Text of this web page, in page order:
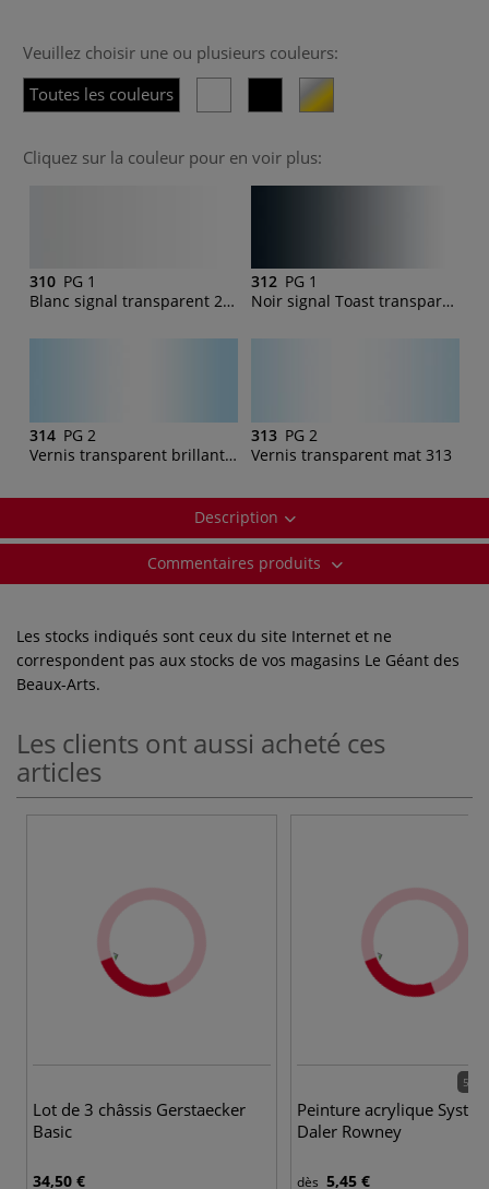
Veuillez choisir une ou plusieurs couleurs:
Toutes les couleurs
Cliquez sur la couleur pour en voir plus:
310 PG 1
Blanc signal transparent 251
312 PG 1
Noir signal Toast transparent 249
314 PG 2
Vernis transparent brillant 314
313 PG 2
Vernis transparent mat 313
Description
Commentaires produits
Les stocks indiqués sont ceux du site Internet et ne
correspondent pas aux stocks de vos magasins Le Géant des
Beaux-Arts.
Les clients ont aussi acheté ces
articles
Lot de 3 châssis Gerstaecker
Basic
34,50 €
54
Peinture acrylique
Daler Rowney
dès 5,45 €